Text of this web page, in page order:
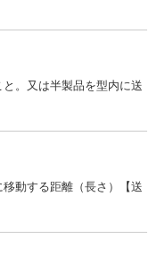
。又は半製品を型内に送
動する距離（長さ）【送